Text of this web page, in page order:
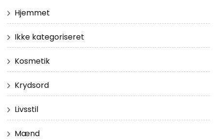
Hjemmet
Ikke kategoriseret
Kosmetik
Krydsord
Livsstil
Mænd